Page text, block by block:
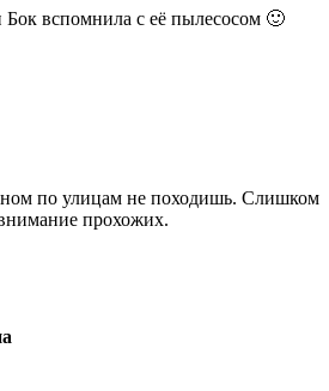
Бок вспомнила с её пылесосом 🙂
по улицам не походишь. Слишком
прохожих.